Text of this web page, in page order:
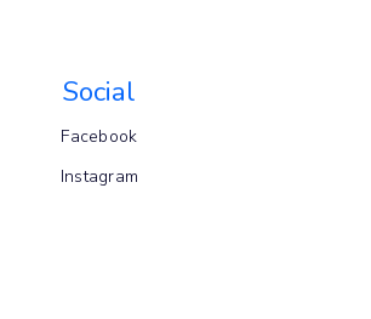
Social
Facebook
Instagram